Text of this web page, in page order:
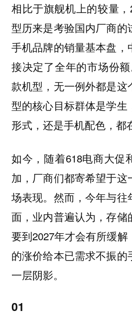
相比于旗舰机上的较量
型历来是考验国内厂商的
手机品牌的销量基本盘，
接决定了全年的市场份额
款机型，无一例外都是这
型的核心目标群体是学生
形式，还是手机配色，都
如今，随着618电商大促
加，厂商们都寄希望于
场表现。然而，今年与往
面，业内普遍认为，存储
要到2027年才会有所缓
的涨价给本已需求不振的
一层阴影。
01